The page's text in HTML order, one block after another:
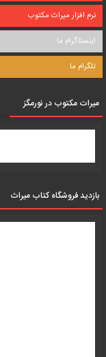
نرم افزار میراث مکتوب
اینستاگرام ما
تلگرام ما
میرات مکتوب در نورمگز
بازدید فروشگاه کتاب میراث